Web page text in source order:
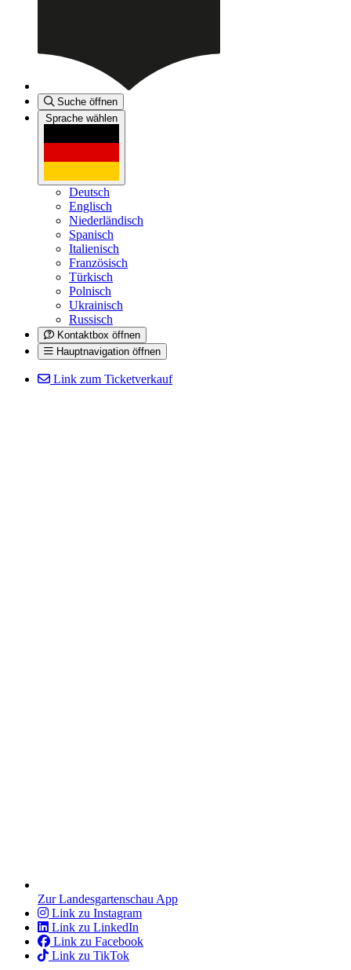
Suche öffnen
Sprache wählen
Deutsch
Englisch
Niederländisch
Spanisch
Italienisch
Französisch
Türkisch
Polnisch
Ukrainisch
Russisch
Kontaktbox öffnen
Hauptnavigation öffnen
Link zum Ticketverkauf
Zur Landesgartenschau App
Link zu Instagram
Link zu LinkedIn
Link zu Facebook
Link zu TikTok